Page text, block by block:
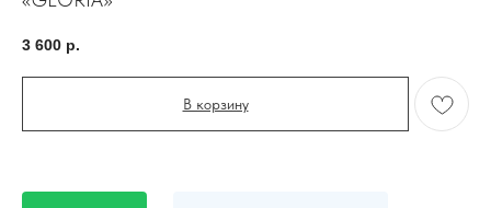
3 600 р.
В корзину